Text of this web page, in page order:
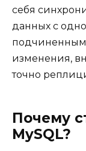
себя
данных с
изменения,
точно
Почему
MySQL?